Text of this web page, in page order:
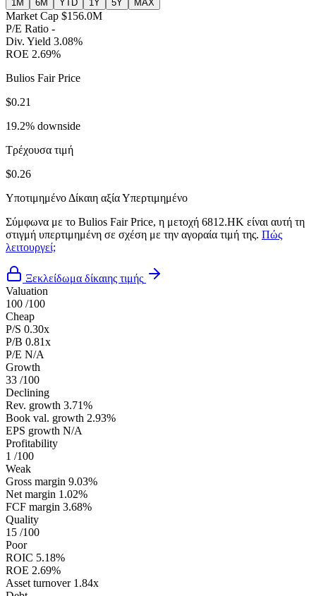
1M 6M YTD 1Y 5Y MAX
Market Cap $156.0M
P/E Ratio -
Div. Yield 3.08%
ROE 2.69%
Bulios Fair Price
$0.21
19.2% downside
Τρέχουσα τιμή
$0.26
Υποτιμημένο Δίκαιη αξίαΥπερτιμημένο
Σύμφωνα με το Bulios Fair Price, η μετοχή 6812.HK είναι αυτή τη
στιγμή υπερτιμημένη σε σχέση με την αγοραία τιμή της. Πώς
λειτουργεί;
Ξεκλείδωμα δίκαιης τιμής
Valuation
100 /100
Cheap
P/S 0.30x
P/B 0.81x
P/E N/A
Growth
33 /100
Declining
Rev. growth 3.71%
Book val. growth 2.93%
EPS growth N/A
Profitability
1 /100
Weak
Gross margin 9.03%
Net margin 1.02%
FCF margin 3.68%
Quality
15 /100
Poor
ROIC 5.18%
ROE 2.69%
Asset turnover 1.84x